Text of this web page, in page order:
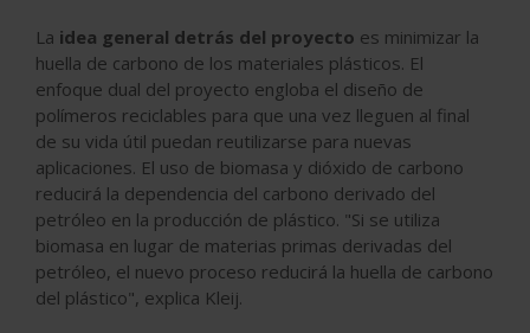
La idea general detrás del proyecto es minimizar la
huella de carbono de los materiales plásticos. El
enfoque dual del proyecto engloba el diseño de
polímeros reciclables para que una vez lleguen al final
de su vida útil puedan reutilizarse para nuevas
aplicaciones. El uso de biomasa y dióxido de carbono
reducirá la dependencia del carbono derivado del
petróleo en la producción de plástico. "Si se utiliza
biomasa en lugar de materias primas derivadas del
petróleo, el nuevo proceso reducirá la huella de carbono
del plástico", explica Kleij.